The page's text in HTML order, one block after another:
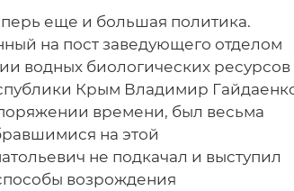
еще и большая политика.
на пост заведующего отделом
водных биологических ресурсов
Крым Владимир
времени, был весьма
на этой
не подкачал и выступил
возрождения